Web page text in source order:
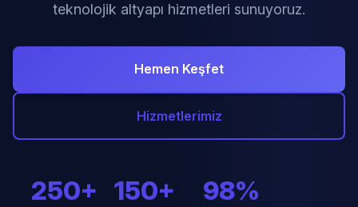
teknolojik altyapı hizmetleri sunuyoruz.
Hemen Keşfet
Hizmetlerimiz
250+ 150+ 98%